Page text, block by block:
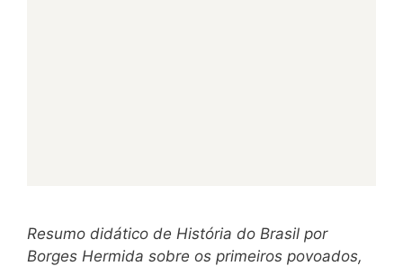
Resumo didático de História do Brasil por
Borges Hermida sobre os primeiros povoados,